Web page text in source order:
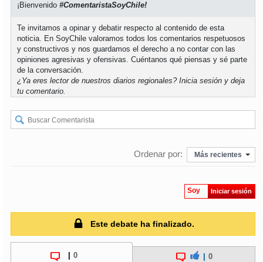
¡Bienvenido#ComentaristaSoyChile!
Te invitamos a opinar y debatir respecto al contenido de esta
noticia. En SoyChile valoramos todos los comentarios respetuosos
y constructivos y nos guardamos el derecho a no contar con las
opiniones agresivas y ofensivas. Cuéntanos qué piensas y sé parte
de la conversación.
¿Ya eres lector de nuestros diarios regionales?Inicia sesión y deja
tu comentario.
Ordenar por: Más recientes
Soy Iniciar sesión
Este debate ha finalizado.
0 0